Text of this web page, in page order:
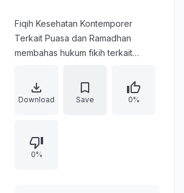
Fiqih Kesehatan Kontemporer
Terkait Puasa dan Ramadhan
membahas hukum fikih terkait
puasa Ramadan di konteks modern.
Materi menyoroti isu-isu seperti
penggunaan obat kumur dan
inhaler, serta anjuran dan
Download Save 0%
0%